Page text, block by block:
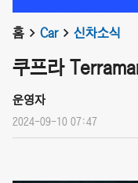
홈 Car 신차소식
쿠프라
운영자
2024-09-10 07:47